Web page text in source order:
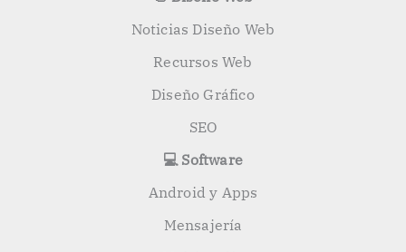
Noticias Diseño Web
Recursos Web
Diseño Gráfico
SEO
💻 Software
Android y Apps
Mensajería